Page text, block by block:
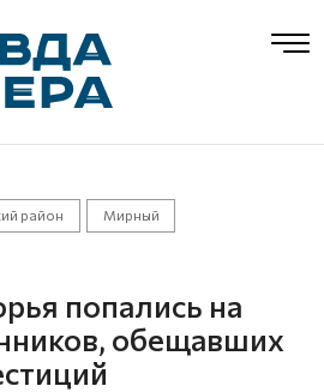
район Мирный
попались на
обещавших